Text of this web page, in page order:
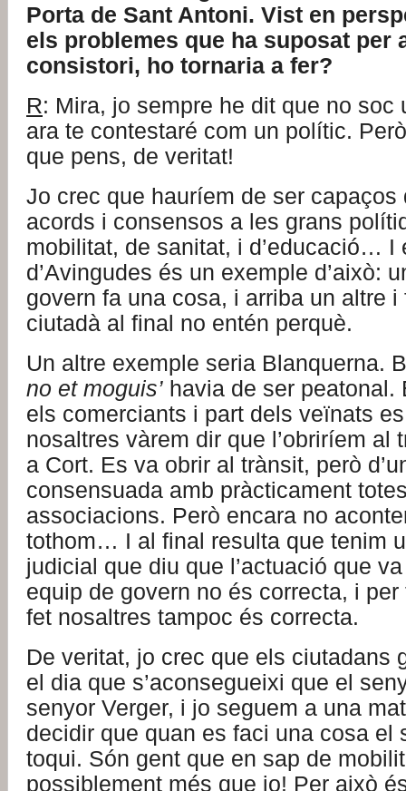
Porta de Sant Antoni. Vist en
els problemes que ha suposat per
consistori, ho tornaria a fer?
R: Mira, jo sempre he dit que no soc
ara te contestaré com un polític.
que pens, de veritat!
Jo crec que hauríem de ser capaços
acords i consensos a les grans
mobilitat, de sanitat, i d’educació… I
d’Avingudes és un exemple d’això:
govern fa una cosa, i arriba un altre
ciutadà al final no entén perquè.
Un altre exemple seria Blanquerna.
no et moguis’ havia de ser peatonal.
els comerciants i part dels veïnats
nosaltres vàrem dir que l’obriríem al
a Cort. Es va obrir al trànsit, però
consensuada amb pràcticament
associacions. Però encara no
tothom… I al final resulta que tenim
judicial que diu que l’actuació que va
equip de govern no és correcta, i
fet nosaltres tampoc és correcta.
De veritat, jo crec que els ciutadans
el dia que s’aconsegueixi que el
senyor Verger, i jo seguem a una
decidir que quan es faci una cosa el
toqui. Són gent que en sap de
possiblement més que jo! Per això